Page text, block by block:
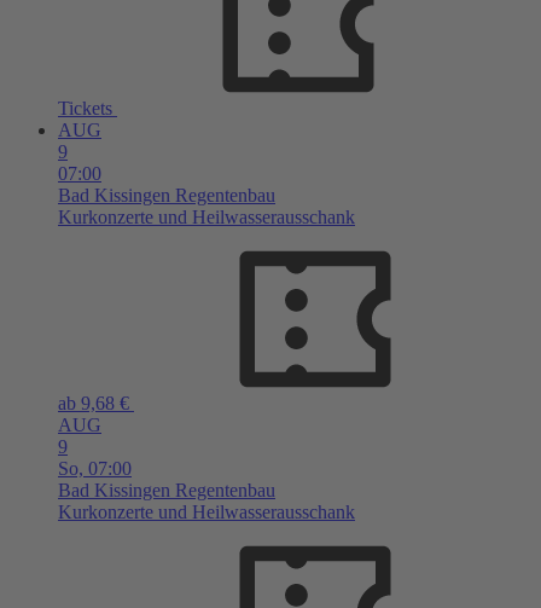
Tickets
AUG
9
07:00
Bad Kissingen Regentenbau
Kurkonzerte und Heilwasserausschank
ab 9,68 €
AUG
9
So, 07:00
Bad Kissingen Regentenbau
Kurkonzerte und Heilwasserausschank